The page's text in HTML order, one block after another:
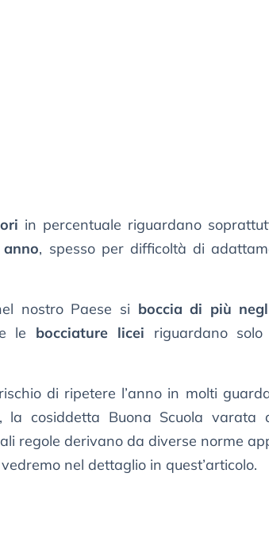
in percentuale riguardano
, spesso per difficoltà di
nostro Paese si boccia di più
le bocciature licei riguardano
di ripetere l’anno in molti
, la cosiddetta Buona Scuola varata
regole derivano da diverse norme
nel dettaglio in quest’articolo.